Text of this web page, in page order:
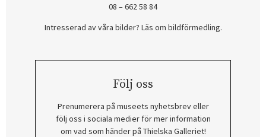
08 – 662 58 84
Intresserad av våra bilder? Läs om bildförmedling.
Följ oss
Prenumerera på museets nyhetsbrev eller
följ oss i sociala medier för mer information
om vad som händer på Thielska Galleriet!